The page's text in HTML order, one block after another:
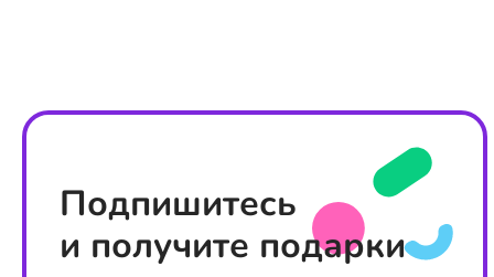
Подпишитесь
и получите подарки